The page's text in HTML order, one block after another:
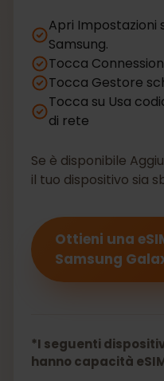
Apri Impostazioni
Samsung.
Tocca
Tocca Gestore
Tocca su Usa
di rete
Se è disponibile
il tuo dispositivo sia
Ottieni una
Samsung
*I seguenti
hanno capacità